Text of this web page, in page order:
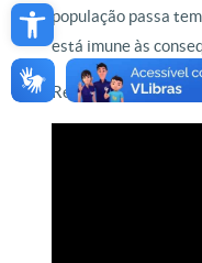
população passa
está imune às
Reportagem de